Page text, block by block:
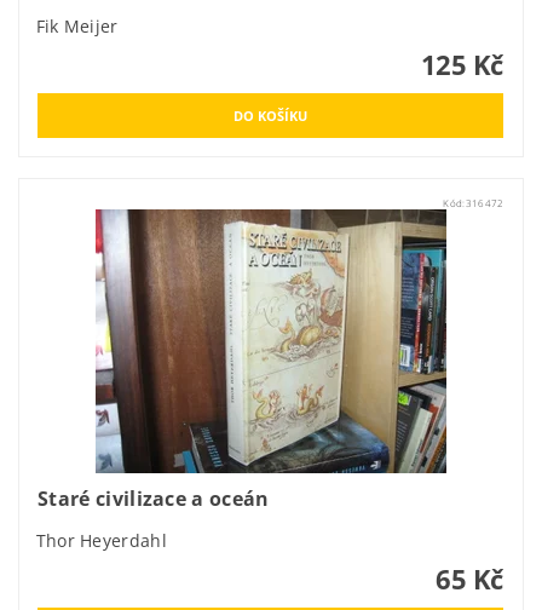
Fik Meijer
125 Kč
Kód:316472
Staré civilizace a oceán
Thor Heyerdahl
65 Kč